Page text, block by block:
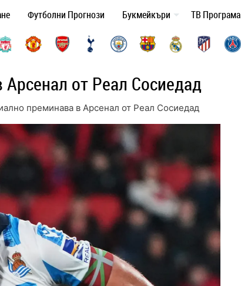
Футболни Прогнози Букмейкъри ТВ Програма
от Реал Сосиедад
преминава в Арсенал от Реал Сосиедад